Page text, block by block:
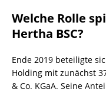
Welche Rolle
Hertha BSC?
Ende 2019 beteiligte
Holding mit zunächst
& Co. KGaA. Seine